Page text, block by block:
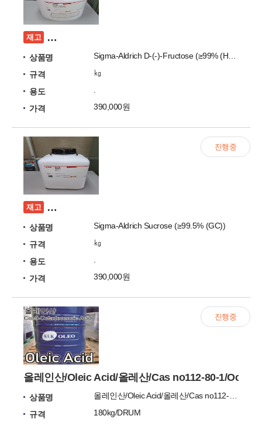
재고 [미개봉] Sigma-Aldrich D-(-)-Fructose
상품명
규격
㎏
용도
가격
390,000원
재고 [미개봉] Sigma-Aldrich Sucrose (≥99.5%
상품명
Sigma-Aldrich Sucrose (≥99.5% (GC))
규격
㎏
용도
가격
390,000원
진행중
올레인산/Oleic Acid/올레산/Cas no112-80-1/
상품명
규격
180kg/DRUM
진행중